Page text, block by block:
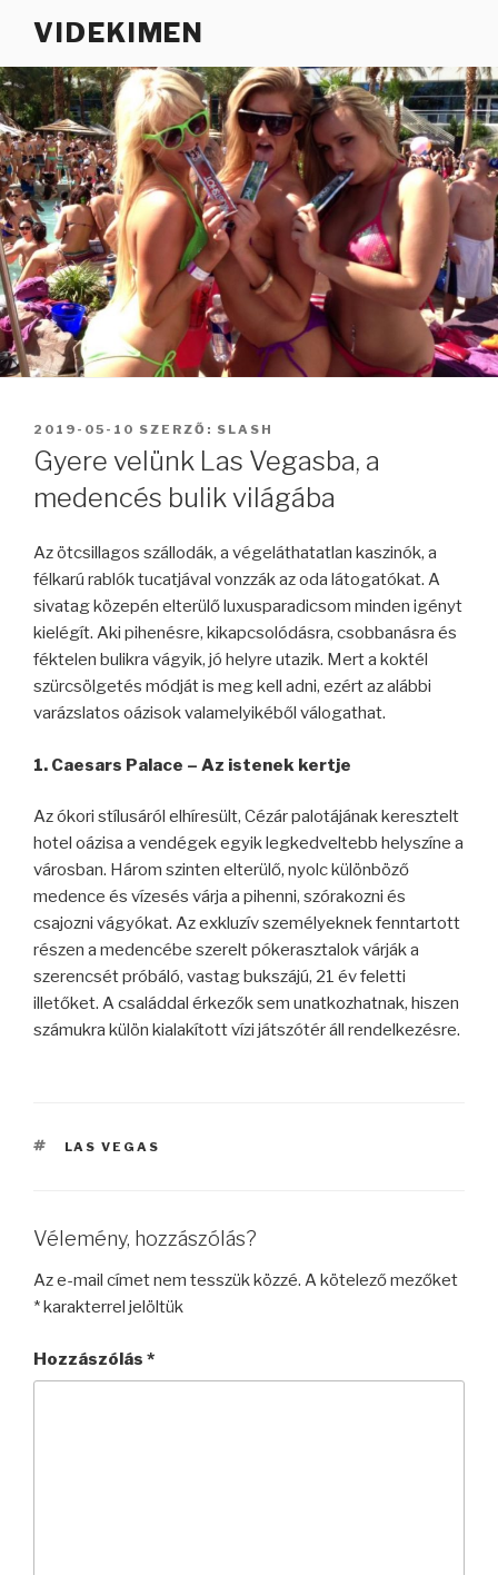
VIDEKIMEN
BEKÜLDVE:
2019-05-10 SZERZŐ: SLASH
Gyere velünk Las Vegasba, a
medencés bulik világába
Az ötcsillagos szállodák, a végeláthatatlan kaszinók, a
félkarú rablók tucatjával vonzzák az oda látogatókat. A
sivatag közepén elterülő luxusparadicsom minden igényt
kielégít. Aki pihenésre, kikapcsolódásra, csobbanásra és
féktelen bulikra vágyik, jó helyre utazik. Mert a koktél
szürcsölgetés módját is meg kell adni, ezért az alábbi
varázslatos oázisok valamelyikéből válogathat.
1. Caesars Palace – Az istenek kertje
Az ókori stílusáról elhíresült, Cézár palotájának keresztelt
hotel oázisa a vendégek egyik legkedveltebb helyszíne a
városban. Három szinten elterülő, nyolc különböző
medence és vízesés várja a pihenni, szórakozni és
csajozni vágyókat. Az exkluzív személyeknek fenntartott
részen a medencébe szerelt pókerasztalok várják a
szerencsét próbáló, vastag bukszájú, 21 év feletti
illetőket. A családdal érkezők sem unatkozhatnak, hiszen
számukra külön kialakított vízi játszótér áll rendelkezésre.
CÍMKÉK
LAS VEGAS
Vélemény, hozzászólás?
Az e-mail címet nem tesszük közzé. A kötelező mezőket
*karakterrel jelöltük
Hozzászólás *